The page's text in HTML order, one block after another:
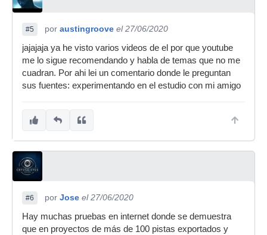
#5 por austingroove el 27/06/2020
jajajaja ya he visto varios videos de el por que youtube
me lo sigue recomendando y habla de temas que no me
cuadran. Por ahi lei un comentario donde le preguntan
sus fuentes: experimentando en el estudio con mi amigo
#6 por Jose el 27/06/2020
Hay muchas pruebas en internet donde se demuestra
que en proyectos de más de 100 pistas exportados y